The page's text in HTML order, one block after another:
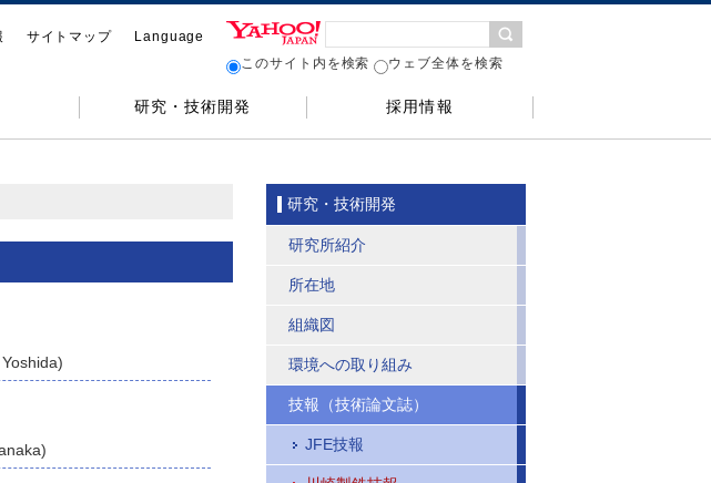
サイトマップ
Language
このサイト内を検索
ウェブ全体を検索
研究・技術開発 採用情報
研究・技術開発
研究所紹介
所在地
組織図
環境への取り組み
技報（技術論文誌）
JFE技報